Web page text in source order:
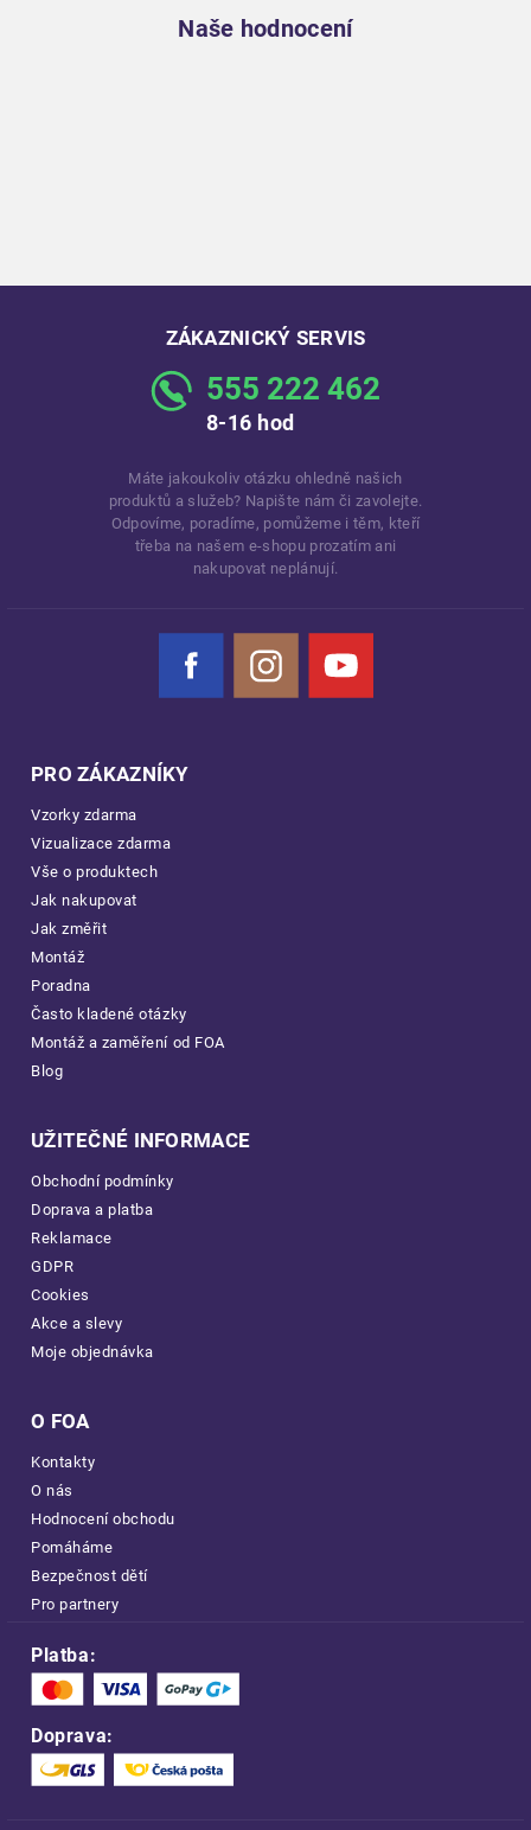
Naše hodnocení
ZÁKAZNICKÝ SERVIS
555 222 462
8-16 hod
Máte jakoukoliv otázku ohledně našich
produktů a služeb? Napište nám či zavolejte.
Odpovíme, poradíme, pomůžeme i těm, kteří
třeba na našem e-shopu prozatím ani
nakupovat neplánují.
Facebook Instagram YouTube
PRO ZÁKAZNÍKY
Vzorky zdarma
Vizualizace zdarma
Vše o produktech
Jak nakupovat
Jak změřit
Montáž
Poradna
Často kladené otázky
Montáž a zaměření od FOA
Blog
UŽITEČNÉ INFORMACE
Obchodní podmínky
Doprava a platba
Reklamace
GDPR
Cookies
Akce a slevy
Moje objednávka
O FOA
Kontakty
O nás
Hodnocení obchodu
Pomáháme
Bezpečnost dětí
Pro partnery
Platba:
Doprava: